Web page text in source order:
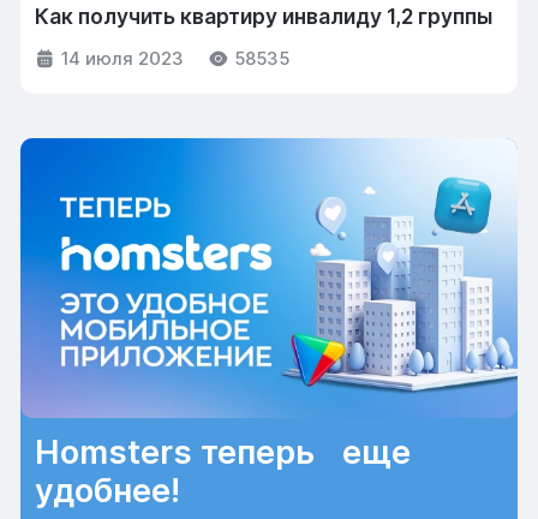
Как получить квартиру инвалиду 1,2 группы
14 июля 2023 58535
Homsters теперь еще
удобнее!